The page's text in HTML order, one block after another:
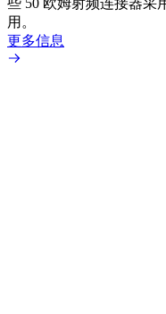
些 50 欧姆射频连接器采
用。
更多信息